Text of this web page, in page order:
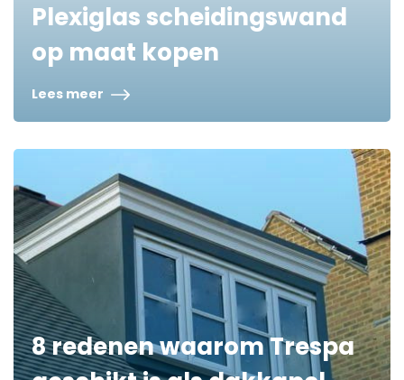
Plexiglas scheidingswand
op maat kopen
Lees meer
8 redenen waarom Trespa